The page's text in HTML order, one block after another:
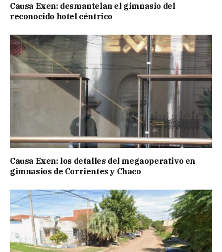
Causa Exen: desmantelan el gimnasio del
reconocido hotel céntrico
Causa Exen: los detalles del megaoperativo en
gimnasios de Corrientes y Chaco